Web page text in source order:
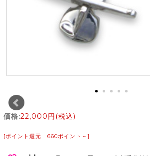
価格:22,000円 (税込)
[ポイント還元 660ポイント～]